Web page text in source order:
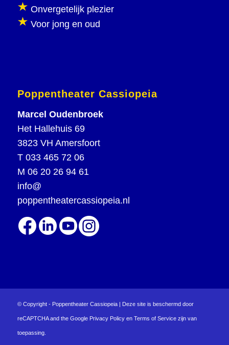
Onvergetelijk plezier
Voor jong en oud
Poppentheater Cassiopeia
Marcel Oudenbroek
Het Hallehuis 69
3823 VH Amersfoort
T 033 465 72 06
M 06 20 26 94 61
info@
poppentheatercassiopeia.nl
© Copyright - Poppentheater Cassiopeia | Deze site is beschermd door
reCAPTCHA and the Google Privacy Policyen Terms of Servicezijn van
toepassing.